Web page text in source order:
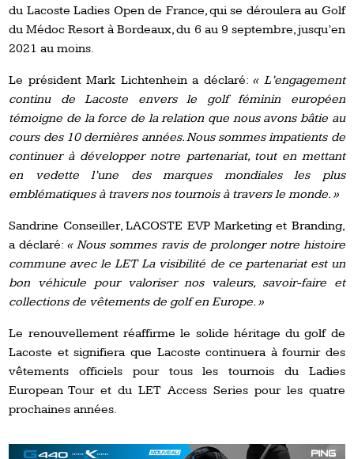
du Lacoste Ladies Open de France, qui se déroulera au Golf
du Médoc Resort à Bordeaux, du 6 au 9 septembre, jusqu’en
2021 au moins.
Le président Mark Lichtenhein a déclaré: « L’engagement
continu de Lacoste envers le golf féminin européen
témoigne de la force de la relation que nous avons bâtie au
cours des 10 dernières années. Nous sommes impatients de
continuer à développer notre partenariat, tout en mettant
en vedette l’une des marques mondiales les plus
emblématiques à travers nos tournois à travers le monde. »
Sandrine Conseiller, LACOSTE EVP Marketing et Branding,
a déclaré: « Nous sommes ravis de prolonger notre histoire
commune avec le LET La visibilité de ce partenariat est un
bon véhicule pour valoriser nos valeurs, savoir-faire et
collections de vêtements de golf en Europe. »
Le renouvellement réaffirme le solide héritage du golf de
Lacoste et signifiera que Lacoste continuera à fournir des
vêtements officiels pour tous les tournois du Ladies
European Tour et du LET Access Series pour les quatre
prochaines années.